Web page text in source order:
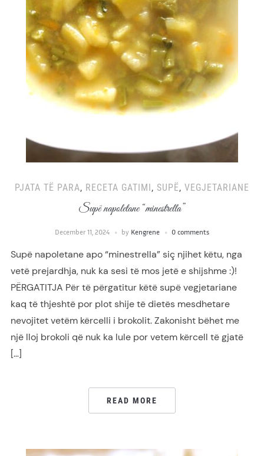
PJATA TË PARA, RECETA GATIMI, SUPË, VEGJETARIANE
Supë napoletane “minestrella”
December 11, 2024 by Kengrene 0 comments
Supë napoletane apo “minestrella” siç njihet këtu, nga
vetë prejardhja, nuk ka sesi të mos jetë e shijshme :)!
PËRGATITJA Për të përgatitur këtë supë vegjetariane
kaq të thjeshtë por plot shije të dietës mesdhetare
nevojitet vetëm kërcelli i brokolit. Zakonisht bëhet me
një lloj brokoli që nuk ka lule por vetem kërcell të gjatë
[…]
READ MORE